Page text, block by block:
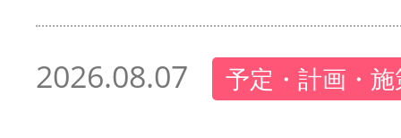
2026.08.07 予定・計画・